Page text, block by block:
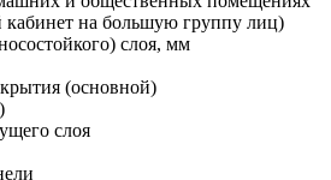
на большую группу лиц)
слоя, мм
(основной)
слоя